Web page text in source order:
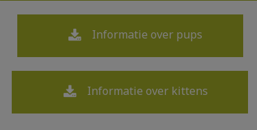
Informatie over pups
Informatie over kittens